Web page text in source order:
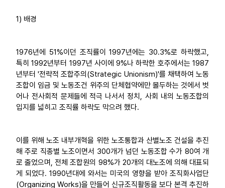
1) 배경
1976년에 51%이던 조직률이 1997년에는 30.3%로 하락했고,
특히 1992년부터 1997년 사이에 9%나 하락한 호주에서는 1987
년부터 '전략적 조합주의(Strategic Unionism)'를 채택하여 노동
조합이 임금 및 노동조건 위주의 단체협약에만 몰두하는 것에서 벗
어나 전사회적 문제들에 적극 나서서 정치, 사회 내의 노동조합의
입지를 넓히고 조직률 하락도 막으려 했다.
이를 위해 노조 내부개혁을 위한 노조통합과 산별노조 건설을 추진
해 주로 직종별 노조이면서 300개가 넘던 노동조합 수가 80여 개
로 줄었으며, 전체 조합원의 98%가 20개의 대노조에 의해 대표되
게 되었다. 1990년대에 와서는 미국의 영향을 받아 조직화사업단
(Organizing Works)을 만들어 신규조직활동을 보다 본격 추진하